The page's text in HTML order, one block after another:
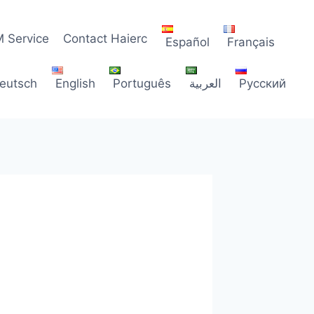
Service Contact Haierc Español Français
English Português العربية Русский